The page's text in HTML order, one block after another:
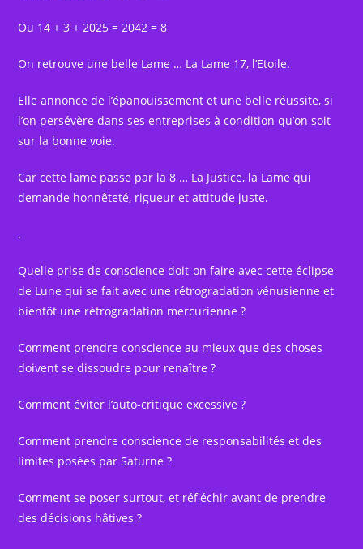
Ou 14 + 3 + 2025 = 2042 = 8
On retrouve une belle Lame … La Lame 17, l’Etoile.
Elle annonce de l’épanouissement et une belle réussite, si
l’on persévère dans ses entreprises à condition qu’on soit
sur la bonne voie.
Car cette lame passe par la 8 … La Justice, la Lame qui
demande honnêteté, rigueur et attitude juste.
.
Quelle prise de conscience doit-on faire avec cette éclipse
de Lune qui se fait avec une rétrogradation vénusienne et
bientôt une rétrogradation mercurienne ?
Comment prendre conscience au mieux que des choses
doivent se dissoudre pour renaître ?
Comment éviter l’auto-critique excessive ?
Comment prendre conscience de responsabilités et des
limites posées par Saturne ?
Comment se poser surtout, et réfléchir avant de prendre
des décisions hâtives ?